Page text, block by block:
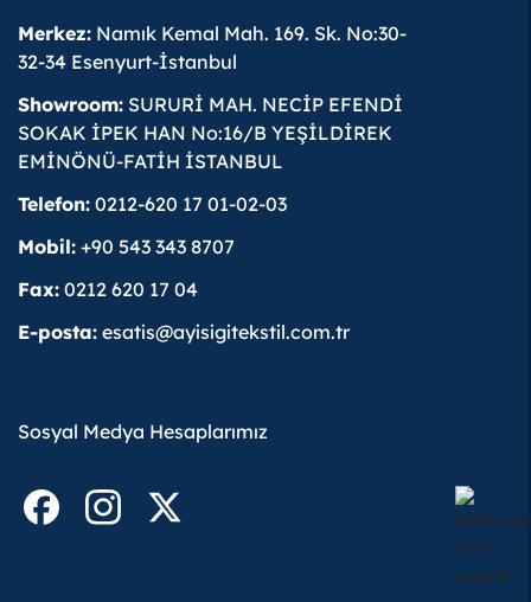
Merkez: Namık Kemal Mah. 169. Sk. No:30-
32-34 Esenyurt-İstanbul
Showroom: SURURİ MAH. NECİP EFENDİ
SOKAK İPEK HAN No:16/B YEŞİLDİREK
EMİNÖNÜ-FATİH İSTANBUL
Telefon: 0212-620 17 01-02-03
Mobil: +90 543 343 8707
Fax: 0212 620 17 04
E-posta: esatis@ayisigitekstil.com.tr
Sosyal Medya Hesaplarımız